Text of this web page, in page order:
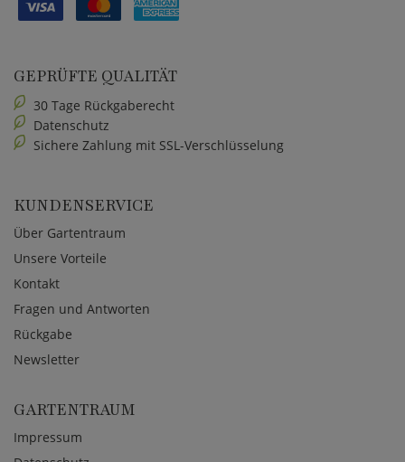
GEPRÜFTE QUALITÄT
30 Tage Rückgaberecht
Datenschutz
Sichere Zahlung mit SSL-Verschlüsselung
KUNDENSERVICE
Über Gartentraum
Unsere Vorteile
Kontakt
Fragen und Antworten
Rückgabe
Newsletter
GARTENTRAUM
Impressum